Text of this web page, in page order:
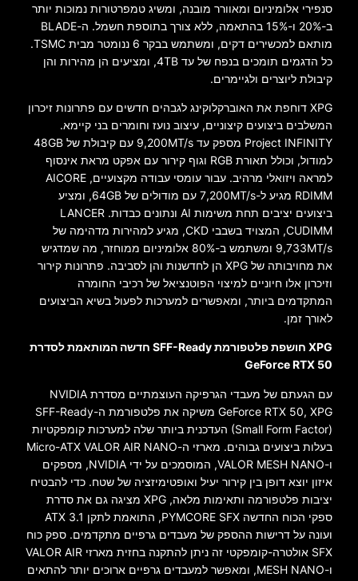
סנפירי אלומיניום ומאוורר מובנה, ומשיג טמפרטורות נמוכות יותר
ב-20% ו-15% בהתאמה, ללא צורך בתוספת חשמל. ה-BLADE
מותאם למכשירים דקים, ומשתמש בבקר 6 ננומטר מבית TSMC.
כל הדגמים תומכים בנפח של עד 4TB, ומציעים הן מהירות והן
קיבולת ליוצרים ולגיימרים.
XPG דוחפת את האוברקלוקינג לגבהים חדשים עם פתרונות זיכרון
המשלבים ביצועים קיצוניים, עיצוב נועז וחומרים בני קיימא.
Project INFINITY מספק עד 9,200MT/s עם קיבולת של 48GB
למודול, וכולל תאורת RGB וגוף קירור עם אפקט מראת אינסוף
למראה ויזואלי מרהיב. עבור עומסי עבודה מקצועיים, AICORE
RDIMM מגיע ל-7,200MT/s עם מודולים של 64GB, ומציע
ביצועים יציבים תחת משימות AI ונתונים כבדות. LANCER
CUDIMM, המצויד בשבבי CKD, מגיע למהירות מדהימה של
9,733MT/s ומשתמש ב-80% אלומיניום ממוחזר, מה שמדגיש
את מחויבותה של XPG הן לחדשנות והן לסביבה. פתרונות קירור
וזיכרון אלו חיוניים למיצוי הפוטנציאל של רכיבי החומרה
המתקדמים ביותר, ומאפשרים למערכות לפעול בשיא הביצועים
לאורך זמן.
XPG חושפת פלטפורמת SFF-Ready חדשה המותאמת לסדרת
GeForce RTX 50
עם הגעתם של מעבדי הגרפיקה העוצמתיים מסדרת NVIDIA
GeForce RTX 50, XPG משיקה את פלטפורמת ה-SFF-Ready
(Small Form Factor) העדכנית ביותר שלה למערכות קומפקטיות
בעלות ביצועים גבוהים. מארזי ה-Micro-ATX VALOR AIR NANO
ו-VALOR MESH NANO, המוסמכים על ידי NVIDIA, מספקים
איזון יוצא דופן בין קירור יעיל ואופטימיזציה של שטח. כדי להבטיח
יציבות פלטפורמה ותאימות מלאה, XPG מציגה גם את סדרת
ספקי הכוח החדשה PYMCORE SFX, התואמת לתקן ATX 3.1
ועונה על דרישות ההספק של מעבדים גרפיים מתקדמים. ספק כוח
SFX אולטרה-קומפקטי זה ניתן להתקנה בחזית מארזי VALOR AIR
ו-MESH NANO, ומאפשר למעבדים גרפיים ארוכים יותר להתאים